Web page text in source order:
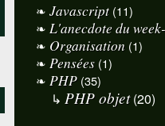
Javascript(11)
L'anecdote du
Organisation (1)
Pensées (1)
PHP (35)
PHP objet(20)